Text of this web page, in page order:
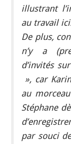
illustrant
au travail
De plus,
n’y a
d’invités
», car
au
Stéphane
par souci